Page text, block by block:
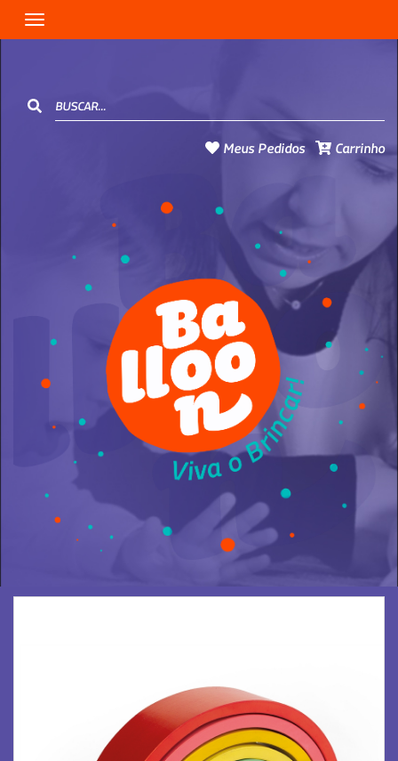
Toggle navigation
Meus Pedidos Carrinho